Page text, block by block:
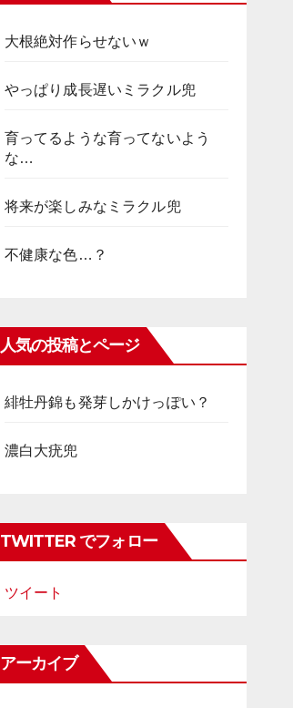
大根絶対作らせないｗ
やっぱり成長遅いミラクル兜
育ってるような育ってないよう
な…
将来が楽しみなミラクル兜
不健康な色…？
人気の投稿とページ
緋牡丹錦も発芽しかけっぽい？
濃白大疣兜
TWITTER でフォロー
ツイート
アーカイブ